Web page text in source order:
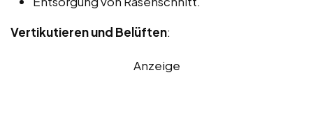
Vertikutieren und Belüften:
Anzeige